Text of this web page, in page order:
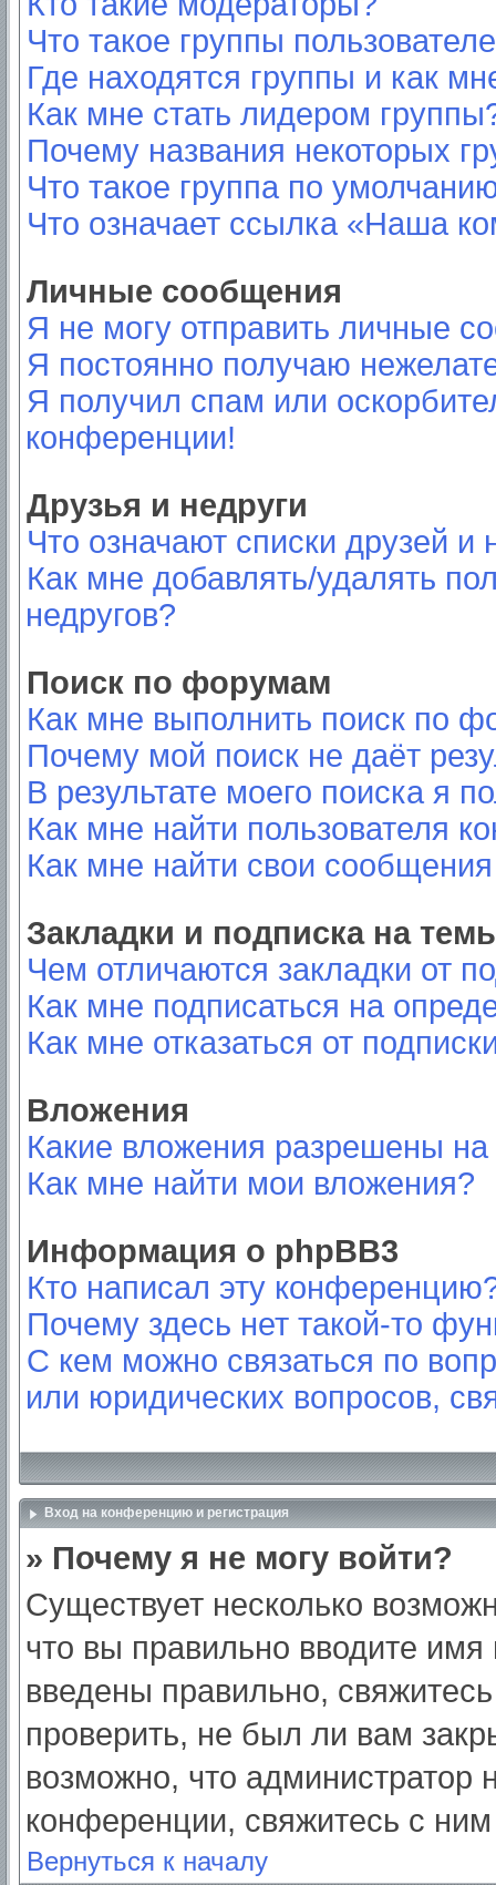
Что такое группы
Где находятся группы и как
Как мне стать лидером
Почему названия некоторых
Что такое группа по
Что означает ссылка «Наша
Личные сообщения
Я не могу отправить личные
Я постоянно получаю
Я получил спам или
конференции!
Друзья и недруги
Что означают списки друзей и
Как мне добавлять/удалять
недругов?
Поиск по форумам
Как мне выполнить поиск по
Почему мой поиск не даёт
В результате моего поиска я
Как мне найти пользователя
Как мне найти свои
Закладки и подписка на
Чем отличаются закладки от
Как мне подписаться на
Как мне отказаться от
Вложения
Какие вложения разрешены
Как мне найти мои вложения?
Информация о phpBB3
Кто написал эту
Почему здесь нет такой-то
С кем можно связаться по
или юридических вопросов,
Вход на конференцию и регистрация
» Почему я не могу войти?
Существует несколько
что вы правильно вводите
введены правильно,
проверить, не был ли вам
возможно, что администратор
конференции, свяжитесь с
Вернуться к началу